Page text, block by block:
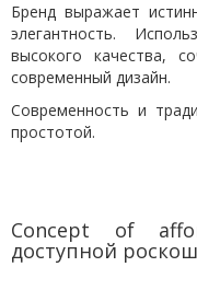
Бренд выражает
элегантность.
высокого качества,
современный дизайн.
Современность и
простотой.
Concept of
доступной